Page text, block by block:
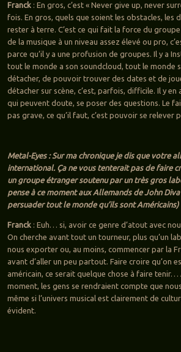
Franck: En gros, c’est « Never give up, never
fois. En gros, quels que soient les obstacles, les
rester à terre. C’est ce qui fait la force du
de la musique à un niveau assez élevé ou pro,
parce qu’il y a une profusion de groupes. Il y a
tout le monde a son soundcloud, tout le monde
détacher, de pouvoir trouver des dates et de
détacher sur scène, c’est, parfois, difficile. Il y en
qui peuvent doute, se poser des questions. Le
pas grave, ce qu’il faut, c’est pouvoir se relever
Metal-Eyes : Sur ma chronique je dis que votre
international. Ça ne vous tenterait pas de faire
un groupe étranger soutenu par un très gros
pense à ce moment aux Allemands de John
persuader tout le monde qu’ils sont Américains)
Franck: Euh… si, avoir ce genre d’atout avec
On cherche avant tout un tourneur, plus qu’un
nous exporter ou, au moins, commencer par la
avant d’aller un peu partout. Faire croire qu’on
américain, ce serait quelque chose à faire tenir…
moment, les gens se rendraient compte que
même si l’univers musical est clairement de
évident.